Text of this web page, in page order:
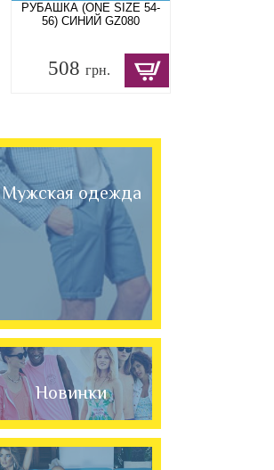
РУБАШКА (ONE SIZE 54-
56) СИНИЙ GZ080
508 грн.
Мужская одежда
Новинки